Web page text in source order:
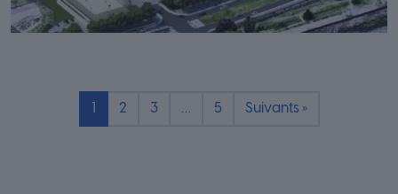
Pagination
1 2 3 … 5 Suivants »